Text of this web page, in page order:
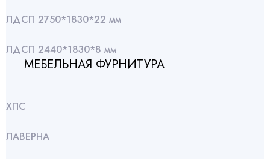
ЛДСП 2750*1830*22 мм
ЛДСП 2440*1830*8 мм
МЕБЕЛЬНАЯ ФУРНИТУРА
ХПС
ЛАВЕРНА